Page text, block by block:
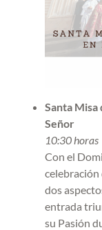
Santa Misa
Señor
10:30 horas
Con el
celebración
dos
entrada
su Pasión